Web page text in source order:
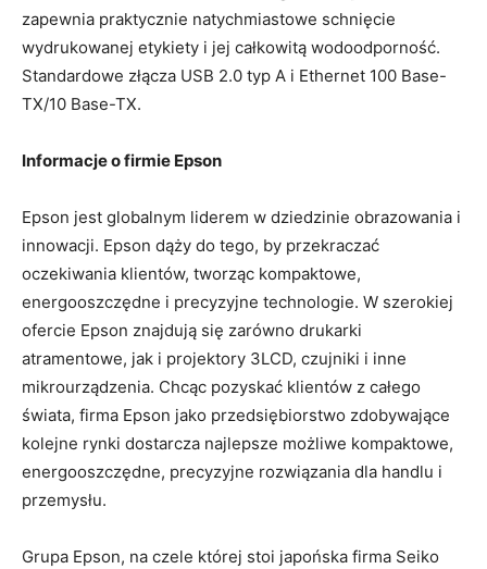
zapewnia praktycznie natychmiastowe schnięcie
wydrukowanej etykiety i jej całkowitą wodoodporność.
Standardowe złącza USB 2.0 typ A i Ethernet 100 Base-
TX/10 Base-TX.
Informacje o firmie Epson
Epson jest globalnym liderem w dziedzinie obrazowania i
innowacji. Epson dąży do tego, by przekraczać
oczekiwania klientów, tworząc kompaktowe,
energooszczędne i precyzyjne technologie. W szerokiej
ofercie Epson znajdują się zarówno drukarki
atramentowe, jak i projektory 3LCD, czujniki i inne
mikrourządzenia. Chcąc pozyskać klientów z całego
świata, firma Epson jako przedsiębiorstwo zdobywające
kolejne rynki dostarcza najlepsze możliwe kompaktowe,
energooszczędne, precyzyjne rozwiązania dla handlu i
przemysłu.
Grupa Epson, na czele której stoi japońska firma Seiko